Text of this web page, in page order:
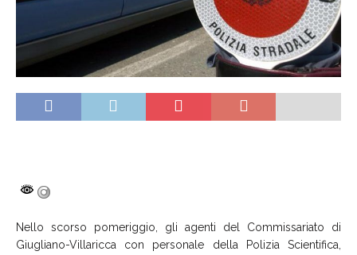
Nello scorso pomeriggio, gli agenti del Commissariato di
Giugliano-Villaricca con personale della Polizia Scientifica,